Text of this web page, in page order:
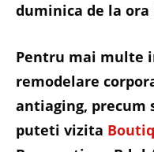
duminica de la ora
Pentru mai multe
remodelare
antiaging, precum
puteti vizita